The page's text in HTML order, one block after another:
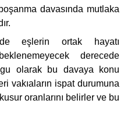
davasında mutlaka
eşlerin ortak hayatı
derecede
olarak bu davaya konu
vakıaların ispat durumuna
oranlarını belirler ve bu